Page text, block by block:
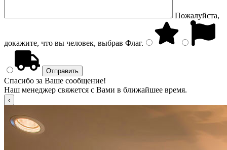
Пожалуйста,
докажите, что вы человек, выбрав Флаг.
Спасибо за Ваше сообщение!
Наш менеджер свяжется с Вами в ближайшее время.